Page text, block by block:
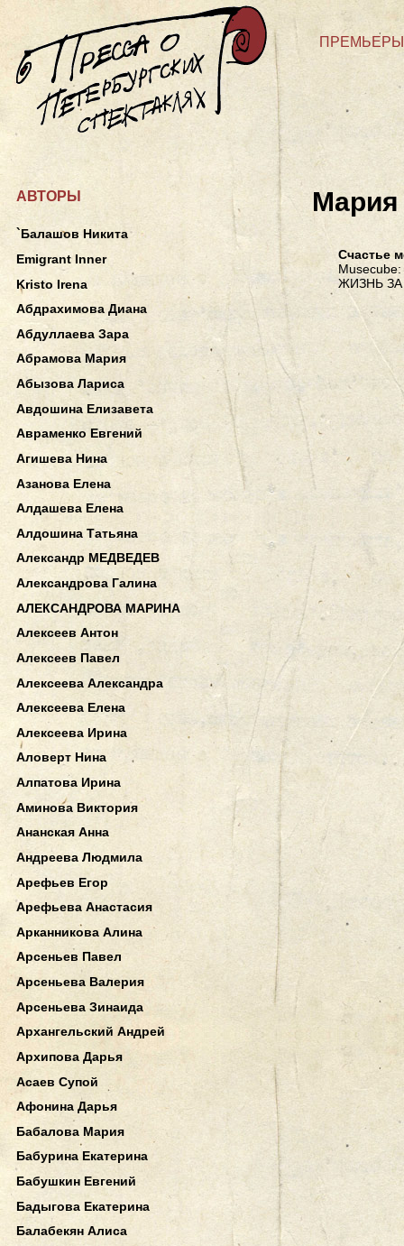
ПРЕМЬЕРЫ
Счастье
ЖИЗНЬ
АВТОРЫ
`Балашов Никита
Emigrant Inner
Kristo Irena
Абдрахимова Диана
Абдуллаева Зара
Абрамова Мария
Абызова Лариса
Авдошина Елизавета
Авраменко Евгений
Агишева Нина
Азанова Елена
Алдашева Елена
Алдошина Татьяна
Александр МЕДВЕДЕВ
Александрова Галина
АЛЕКСАНДРОВА МАРИНА
Алексеев Антон
Алексеев Павел
Алексеева Александра
Алексеева Елена
Алексеева Ирина
Аловерт Нина
Алпатова Ирина
Аминова Виктория
Ананская Анна
Андреева Людмила
Арефьев Егор
Арефьева Анастасия
Арканникова Алина
Арсеньев Павел
Арсеньева Валерия
Арсеньева Зинаида
Архангельский Андрей
Архипова Дарья
Асаев Супой
Афонина Дарья
Бабалова Мария
Бабурина Екатерина
Бабушкин Евгений
Бадыгова Екатерина
Балабекян Алиса